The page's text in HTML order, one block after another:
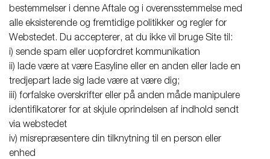
bestemmelser i denne Aftale og i overensstemmelse med
alle eksisterende og fremtidige politikker og regler for
Webstedet. Du accepterer, at du ikke vil bruge Site til:
i) sende spam eller uopfordret kommunikation
ii) lade være at være Easyline eller en anden eller lade en
tredjepart lade sig lade være at være dig;
iii) forfalske overskrifter eller på anden måde manipulere
identifikatorer for at skjule oprindelsen af indhold sendt
via webstedet
iv) misrepræsentere din tilknytning til en person eller
enhed